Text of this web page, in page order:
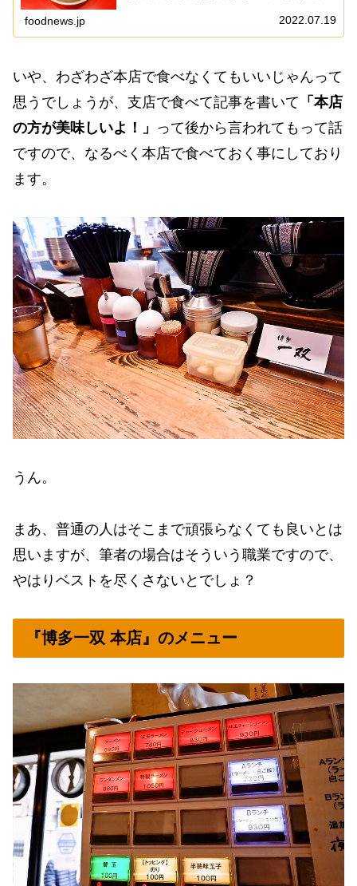
たのですが、なかなか記事化する時間が無かったの
foodnews.jp 2022.07.19
いや、わざわざ本店で食べなくてもいいじゃんって
思うでしょうが、支店で食べて記事を書いて 「本店
の方が美味しいよ！」 って後から言われてもって話
ですので、なるべく本店で食べておく事にしており
ます。
うん。
まあ、普通の人はそこまで頑張らなくても良いとは
思いますが、筆者の場合はそういう職業ですので、
やはりベストを尽くさないとでしょ？
『博多一双 本店』のメニュー